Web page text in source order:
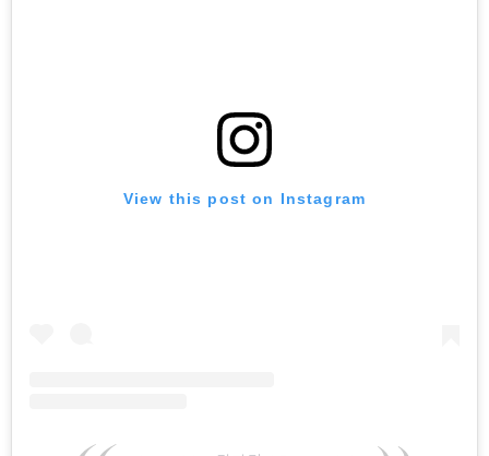
View this post on Instagram